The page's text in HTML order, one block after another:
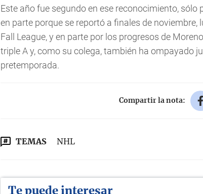
Este año fue segundo en ese reconocimiento, sólo
en parte porque se reportó a finales de noviembre,
Fall League, y en parte por los progresos de
triple A y, como su colega, también ha ompayado
pretemporada.
Compartir la nota:
TEMAS NHL
Te puede interesar